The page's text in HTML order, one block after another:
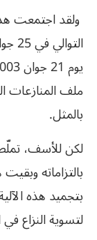
ولقد اجتمعت
ملف المنازعات
بالمثل.
لكن للأسف،
بالتزاماته
بتجميد هذه
لتسوية النزاع في